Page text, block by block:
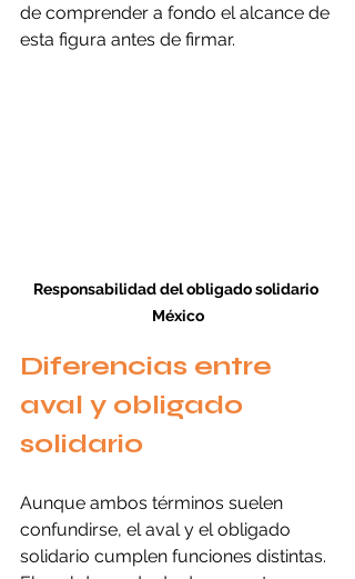
de comprender a fondo el alcance de
esta figura antes de firmar.
Responsabilidad del obligado solidario
México
Diferencias entre
aval y obligado
solidario
Aunque ambos términos suelen
confundirse, el aval y el obligado
solidario cumplen funciones distintas.